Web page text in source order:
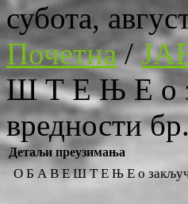
субота,
Почетна/
Ш Т Е Њ Е о
вредности
Детаљи преузимања
О Б А В Е Ш Т Е Њ Е о